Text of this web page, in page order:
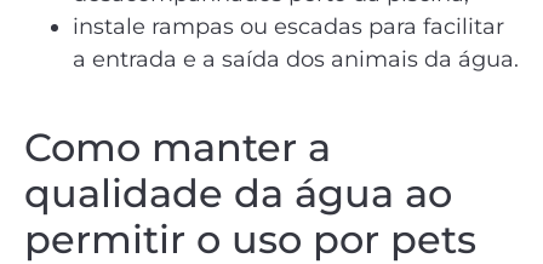
instale rampas ou escadas para facilitar
a entrada e a saída dos animais da água.
Como manter a
qualidade da água ao
permitir o uso por pets